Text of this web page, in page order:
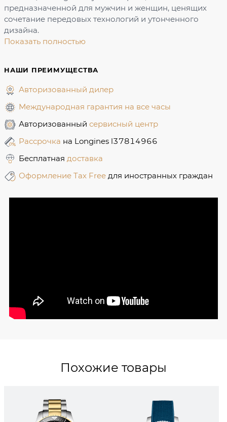
предназначенной для мужчин и женщин, ценящих
сочетание передовых технологий и утонченного
дизайна.
Показать полностью
НАШИ ПРЕИМУЩЕСТВА
Авторизованный дилер
Международная гарантия на все часы
Авторизованный сервисный центр
Рассрочка на Longines l37814966
Бесплатная доставка
Оформление Tax Free для иностранных граждан
Похожие товары